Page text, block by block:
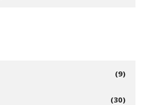
(9)
(30)